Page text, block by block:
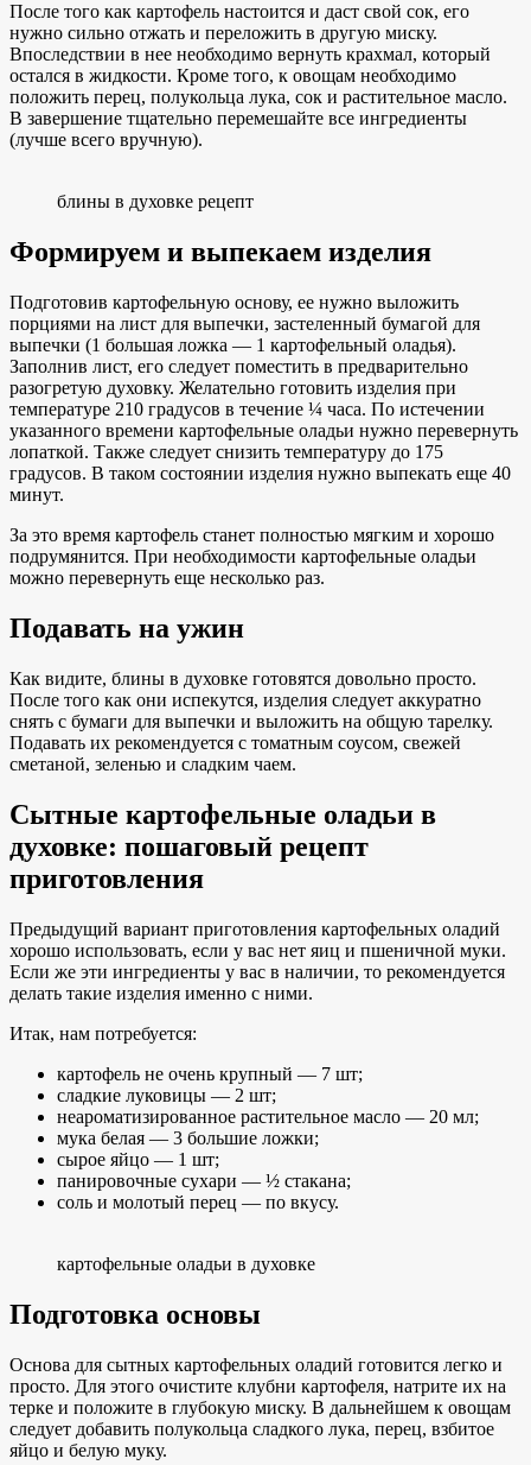
После того как картофель настоится и даст свой сок, его
нужно сильно отжать и переложить в другую миску.
Впоследствии в нее необходимо вернуть крахмал, который
остался в жидкости. Кроме того, к овощам необходимо
положить перец, полукольца лука, сок и растительное масло.
В завершение тщательно перемешайте все ингредиенты
(лучше всего вручную).
блины в духовке рецепт
Формируем и выпекаем изделия
Подготовив картофельную основу, ее нужно выложить
порциями на лист для выпечки, застеленный бумагой для
выпечки (1 большая ложка — 1 картофельный оладья).
Заполнив лист, его следует поместить в предварительно
разогретую духовку. Желательно готовить изделия при
температуре 210 градусов в течение ¼ часа. По истечении
указанного времени картофельные оладьи нужно перевернуть
лопаткой. Также следует снизить температуру до 175
градусов. В таком состоянии изделия нужно выпекать еще 40
минут.
За это время картофель станет полностью мягким и хорошо
подрумянится. При необходимости картофельные оладьи
можно перевернуть еще несколько раз.
Подавать на ужин
Как видите, блины в духовке готовятся довольно просто.
После того как они испекутся, изделия следует аккуратно
снять с бумаги для выпечки и выложить на общую тарелку.
Подавать их рекомендуется с томатным соусом, свежей
сметаной, зеленью и сладким чаем.
Сытные картофельные оладьи в
духовке: пошаговый рецепт
приготовления
Предыдущий вариант приготовления картофельных оладий
хорошо использовать, если у вас нет яиц и пшеничной муки.
Если же эти ингредиенты у вас в наличии, то рекомендуется
делать такие изделия именно с ними.
Итак, нам потребуется:
картофель не очень крупный — 7 шт;
сладкие луковицы — 2 шт;
неароматизированное растительное масло — 20 мл;
мука белая — 3 большие ложки;
сырое яйцо — 1 шт;
панировочные сухари — ½ стакана;
соль и молотый перец — по вкусу.
картофельные оладьи в духовке
Подготовка основы
Основа для сытных картофельных оладий готовится легко и
просто. Для этого очистите клубни картофеля, натрите их на
терке и положите в глубокую миску. В дальнейшем к овощам
следует добавить полукольца сладкого лука, перец, взбитое
яйцо и белую муку.